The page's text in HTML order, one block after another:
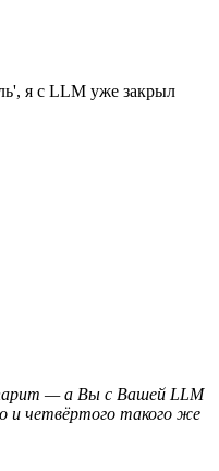
я с LLM уже закрыл
— а Вы с Вашей LLM
и четвёртого такого же